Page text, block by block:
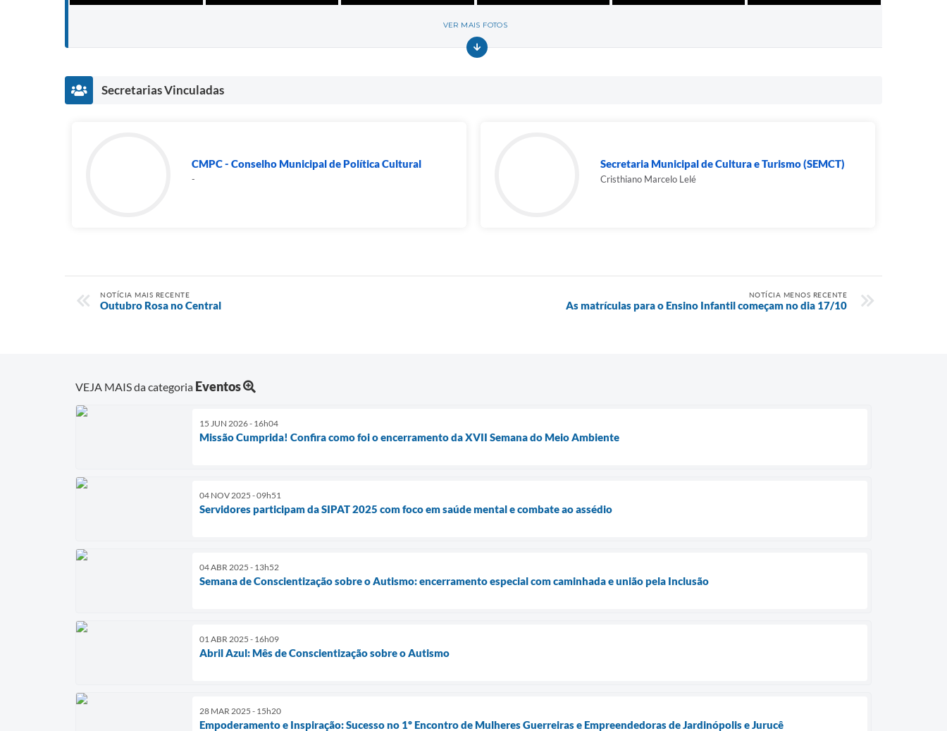
VER MAIS FOTOS
Secretarias Vinculadas
CMPC - Conselho Municipal de Política Cultural
-
Secretaria Municipal de Cultura e Turismo (SEMCT)
Cristhiano Marcelo Lelé
NOTÍCIA MAIS RECENTE
Outubro Rosa no Central
NOTÍCIA MENOS RECENTE
As matrículas para o Ensino Infantil começam no dia 17/10
VEJA MAIS da categoria Eventos
15 JUN 2026 - 16h04
Missão Cumprida! Confira como foi o encerramento da XVII Semana do Meio Ambiente
04 NOV 2025 - 09h51
Servidores participam da SIPAT 2025 com foco em saúde mental e combate ao assédio
04 ABR 2025 - 13h52
Semana de Conscientização sobre o Autismo: encerramento especial com caminhada e união pela Inclusão
01 ABR 2025 - 16h09
Abril Azul: Mês de Conscientização sobre o Autismo
28 MAR 2025 - 15h20
Empoderamento e Inspiração: Sucesso no 1º Encontro de Mulheres Guerreiras e Empreendedoras de Jardinópolis e Jurucê